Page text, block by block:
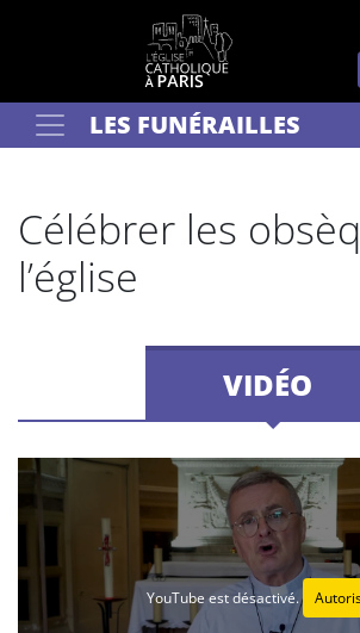
Votre rechercheLES FUNÉRAILLES
Célébrer les
l’église
VIDÉO
YouTube est désactivé.
Panneau de gestion des cookies